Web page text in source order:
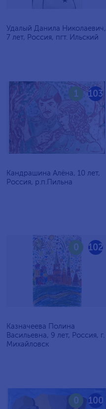
Удалый Данила Николаевич,
7 лет, Россия, пгт. Ильский
103
1
Кандрашина Алёна, 10 лет,
Россия, р.п.Пильна
102
0
Казначеева Полина
Васильевна, 9 лет, Россия, г.
Михайловск
100
0